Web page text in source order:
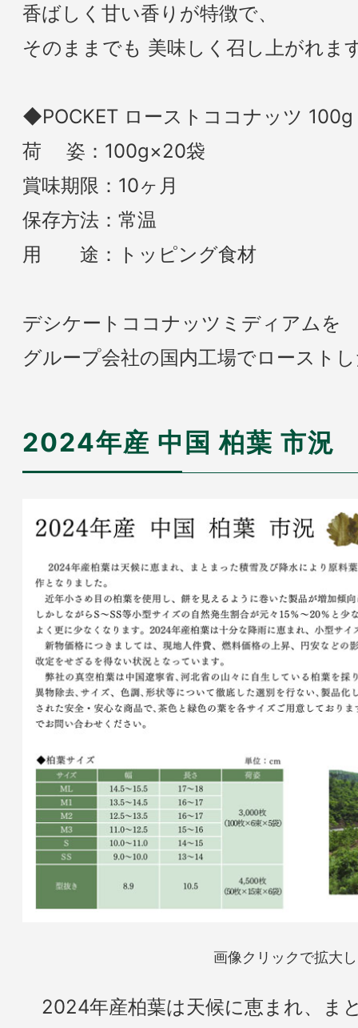
香ばしく甘い香りが特徴で、
そのままでも 美味しく召し上がれま
◆POCKET ローストココナッツ 100g
荷 姿：100g×20袋
賞味期限：10ヶ月
保存方法：常温
用 途：トッピング食材
デシケートココナッツミディアムを
グループ会社の国内工場でロースト
2024年産 中国 柏葉 市況
画像クリックで拡大
2024年産柏葉は天候に恵まれ、ま